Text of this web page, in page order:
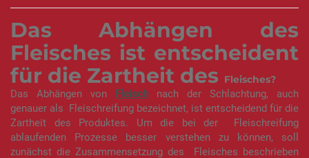
Das Abhängen des
Fleisches ist entscheident
für die Zartheit des Fleisches?
Das Abhängen von
Fleisch nach der Schlachtung, auch
genauer als Fleischreifung bezeichnet, ist entscheidend für die
Zartheit des Produktes. Um die bei der Fleischreifung
ablaufenden Prozesse besser verstehen zu können, soll
zunächst die Zusammensetzung des Fleisches beschrieben